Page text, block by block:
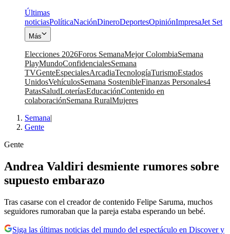
Últimas
noticiasPolíticaNaciónDineroDeportesOpiniónImpresaJet Set
Más
Elecciones 2026Foros SemanaMejor ColombiaSemana
PlayMundoConfidencialesSemana
TVGenteEspecialesArcadiaTecnologíaTurismoEstados
UnidosVehículosSemana SostenibleFinanzas Personales4
PatasSaludLoteríasEducaciónContenido en
colaboraciónSemana RuralMujeres
Semana|
Gente
Gente
Andrea Valdiri desmiente rumores sobre
supuesto embarazo
Tras casarse con el creador de contenido Felipe Saruma, muchos
seguidores rumoraban que la pareja estaba esperando un bebé.
Siga las últimas noticias del mundo del espectáculo en Discover y